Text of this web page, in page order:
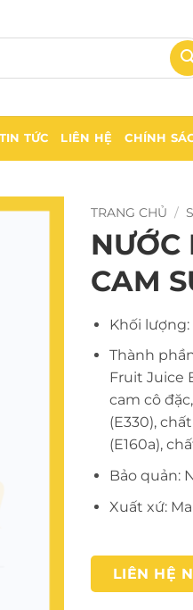
TIN TỨC LIÊN HỆ CHÍNH
TRANG CHỦ /
NƯỚC
CAM
Khối
Thành
Fruit Juice
cam cô
(E330),
(E160a),
Bảo quản:
Xuất xứ:
LIÊN HỆ